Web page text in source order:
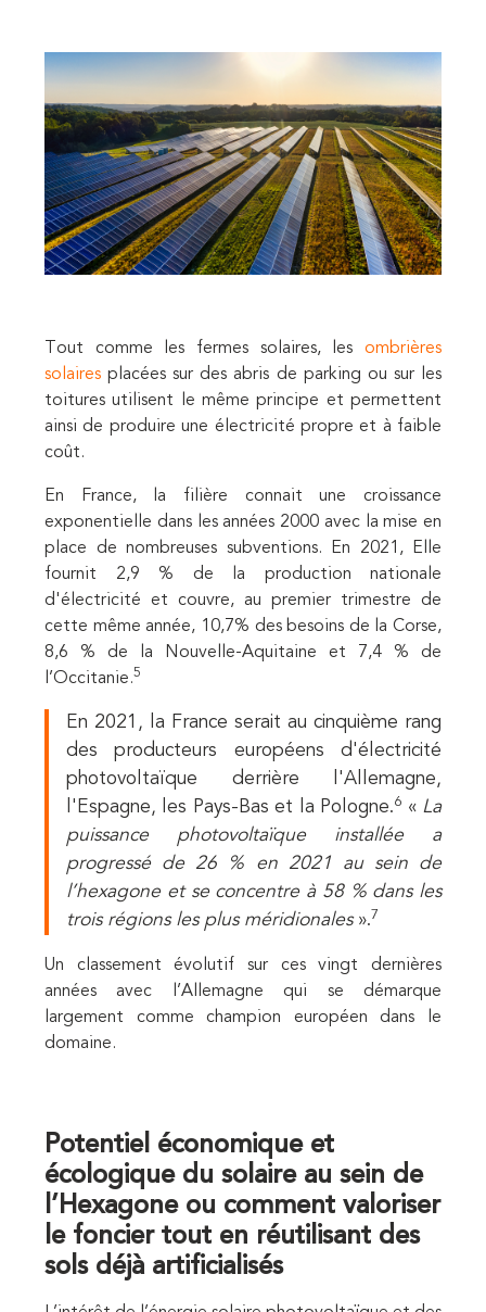
Tout comme les fermes solaires, les ombrières
solaires placées sur des abris de parking ou sur les
toitures utilisent le même principe et permettent
ainsi de produire une électricité propre et à faible
coût.
En France, la filière connait une croissance
exponentielle dans les années 2000 avec la mise en
place de nombreuses subventions. En 2021, Elle
fournit 2,9 % de la production nationale
d'électricité et couvre, au premier trimestre de
cette même année, 10,7% des besoins de la Corse,
8,6 % de la Nouvelle-Aquitaine et 7,4 % de
l’Occitanie.5
En 2021, la France serait au cinquième rang
des producteurs européens d'électricité
photovoltaïque derrière l'Allemagne,
l'Espagne, les Pays-Bas et la Pologne.6 « La
puissance photovoltaïque installée a
progressé de 26 % en 2021 au sein de
l’hexagone et se concentre à 58 % dans les
trois régions les plus méridionales ».7
Un classement évolutif sur ces vingt dernières
années avec l’Allemagne qui se démarque
largement comme champion européen dans le
domaine.
Potentiel économique et
écologique du solaire au sein de
l’Hexagone ou comment valoriser
le foncier tout en réutilisant des
sols déjà artificialisés